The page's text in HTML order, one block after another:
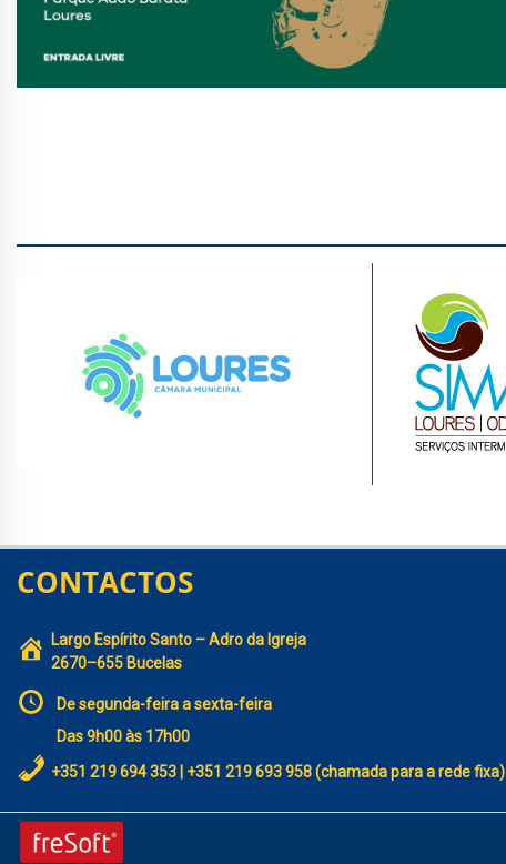
CONTACTOS
Largo Espírito Santo – Adro da Igreja
2670–655 Bucelas
De segunda-feira a sexta-feira
Das 9h00 às 17h00
+351 219 694 353 | +351 219 693 958 (chamada para a rede fixa)